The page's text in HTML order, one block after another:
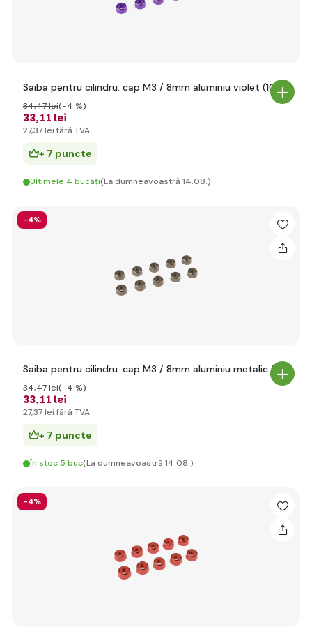
Saiba pentru cilindru. cap M3 / 8mm aluminiu violet (10)
33,11 lei
34,47 lei(-4 %)
27,37 lei fără TVA
+ 7 puncte
Ultimele 4 bucăți(La dumneavoastră 14.08.)
-4%
Saiba pentru cilindru. cap M3 / 8mm aluminiu metalic (10)
33,11 lei
34,47 lei(-4 %)
27,37 lei fără TVA
+ 7 puncte
În stoc 5 buc(La dumneavoastră 14.08.)
-4%